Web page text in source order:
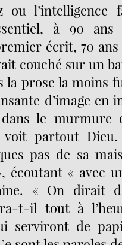
ou
à 90 ans
écrit, 70
couché sur un
la prose la moins
d’image en
le murmure
voit partout
pas de sa
écoutant « avec
« On dirait
t-il tout à
serviront de